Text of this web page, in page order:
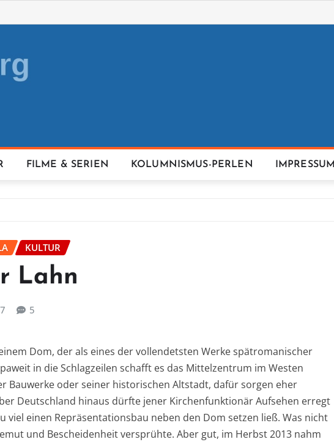
FILME & SERIEN KOLUMNISMUS-PERLEN IMPRESSUM
KULTUR
Lahn
5
Dom, der als eines der vollendetsten Werke spätromanischer
in die Schlagzeilen schafft es das Mittelzentrum im Westen
Bauwerke oder seiner historischen Altstadt, dafür sorgen eher
Deutschland hinaus dürfte jener Kirchenfunktionär Aufsehen erregt
viel einen Repräsentationsbau neben den Dom setzen ließ. Was nicht
und Bescheidenheit versprühte. Aber gut, im Herbst 2013 nahm